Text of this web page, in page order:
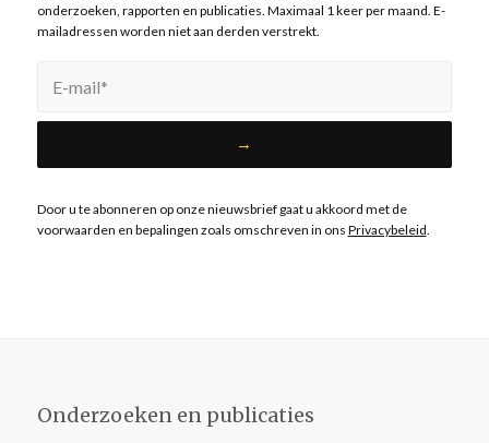
onderzoeken, rapporten en publicaties. Maximaal 1 keer per maand. E-
mailadressen worden niet aan derden verstrekt.
Door u te abonneren op onze nieuwsbrief gaat u akkoord met de
voorwaarden en bepalingen zoals omschreven in ons Privacybeleid
Onderzoeken en publicaties